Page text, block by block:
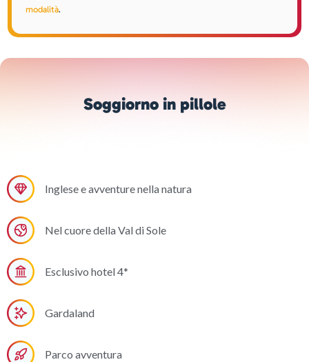
modalità.
Soggiorno in pillole
Inglese e avventure nella natura
Nel cuore della Val di Sole
Esclusivo hotel 4*
Gardaland
Parco avventura